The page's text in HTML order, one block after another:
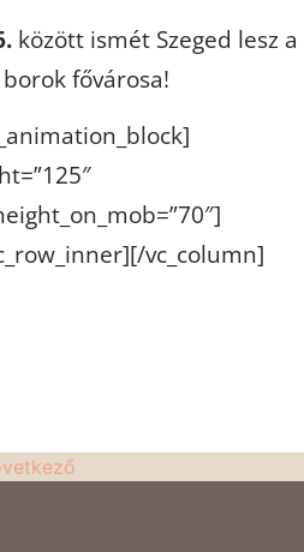
között ismét Szeged lesz a
fővárosa!
vc_column]